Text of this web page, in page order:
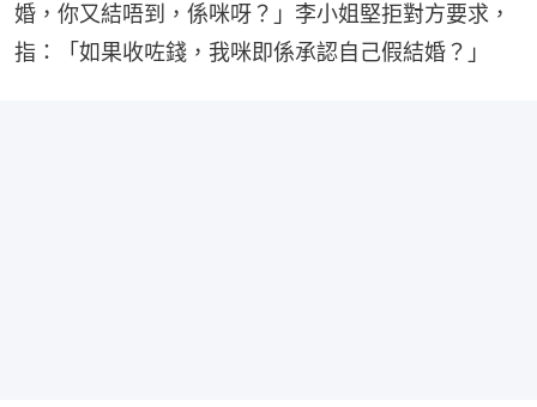
婚，你又結唔到，係咪呀？」李小姐堅拒對方要求，
指：「如果收咗錢，我咪即係承認自己假結婚？」